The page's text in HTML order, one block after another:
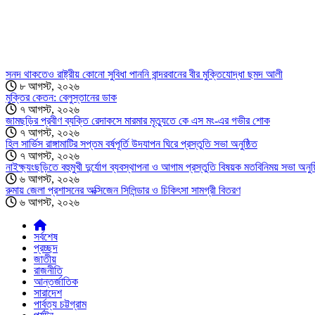
সনদ থাকতেও রাষ্ট্রীয় কোনো সুবিধা পাননি বান্দরবানের বীর মুক্তিযোদ্ধা ছমদ আলী
৮ আগস্ট, ২০২৬
মুক্তির কেতন: বেলুস্তানের ডাক
৭ আগস্ট, ২০২৬
জামছড়ির প্রবীণ ব্যক্তি রেদাকসে মারমার মৃত্যুতে কে এস মং-এর গভীর শোক
৭ আগস্ট, ২০২৬
হিল সার্ভিস রাঙ্গামাটির সপ্তম বর্ষপূর্তি উদযাপন ঘিরে প্রস্তুতি সভা অনুষ্ঠিত
৭ আগস্ট, ২০২৬
নাইক্ষ্যংছড়িতে বহুমুখী দুর্যোগ ব্যবস্থাপনা ও আগাম প্রস্তুতি বিষয়ক মতবিনিময় সভা
৬ আগস্ট, ২০২৬
রুমায় জেলা প্রশাসনের অক্সিজেন সিলিন্ডার ও চিকিৎসা সামগ্রী বিতরণ
৬ আগস্ট, ২০২৬
সর্বশেষ
প্রচ্ছদ
জাতীয়
রাজনীতি
আন্তর্জাতিক
সারাদেশ
পার্বত্য চট্টগ্রাম